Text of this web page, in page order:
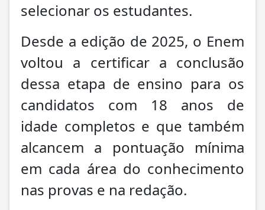
selecionar os estudantes.
Desde a edição de 2025, o Enem
voltou a certificar a conclusão
dessa etapa de ensino para os
candidatos com 18 anos de
idade completos e que também
alcancem a pontuação mínima
em cada área do conhecimento
nas provas e na redação.